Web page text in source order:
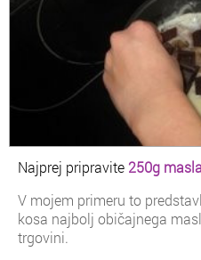
Najprej pripravite 250g masla
V mojem primeru to
kosa najbolj običajnega
trgovini.